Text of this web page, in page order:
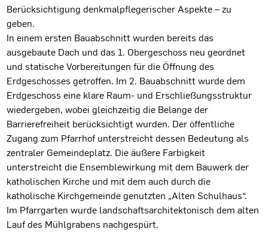
Berücksichtigung denkmalpflegerischer Aspekte – zu
geben.
In einem ersten Bauabschnitt wurden bereits das
ausgebaute Dach und das 1. Obergeschoss neu geordnet
und statische Vorbereitungen für die Öffnung des
Erdgeschosses getroffen. Im 2. Bauabschnitt wurde dem
Erdgeschoss eine klare Raum- und Erschließungsstruktur
wiedergeben, wobei gleichzeitig die Belange der
Barrierefreiheit berücksichtigt wurden. Der öffentliche
Zugang zum Pfarrhof unterstreicht dessen Bedeutung als
zentraler Gemeindeplatz. Die äußere Farbigkeit
unterstreicht die Ensemblewirkung mit dem Bauwerk der
katholischen Kirche und mit dem auch durch die
katholische Kirchgemeinde genutzten „Alten Schulhaus“.
Im Pfarrgarten wurde landschaftsarchitektonisch dem alten
Lauf des Mühlgrabens nachgespürt.